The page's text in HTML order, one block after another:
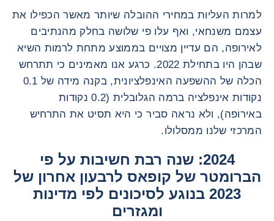
למרות העליות במחירי ההובלה שיותר מאשר הכפילו את
עצמם משנחאי, ואף עלו פי שלושה בחלק מהנתיבים
לאירופה, הם עדיין מצויים בממוצע מתחת לרמות השיא
שבהן היו בתחילת 2022. כרגע אנו מאמינים כי תתרחש
הכלה של ההשפעה האינפלציונית, בקנה מידה של 0.1
נקודות אינפלציה ברמה הגלובלית (0.2 נקודות
באירופה), ולא נראה סביר כי היא תסיט את התרחיש
המרכזי שלנו ממסלולו.
2024: שנה רבת חשיבות על פי
הברומטר של קופאס לרבעון אחרון של
2023 בנוגע לסיכונים לפי מדינות
ומגזרים